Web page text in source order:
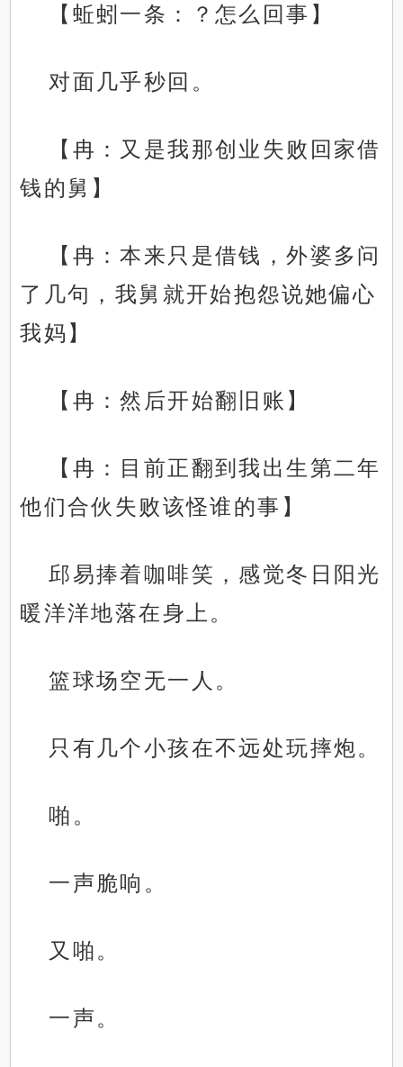
【蚯蚓一条：？怎么回事】
对面几乎秒回。
【冉：又是我那创业失败回家借
钱的舅】
【冉：本来只是借钱，外婆多问
了几句，我舅就开始抱怨说她偏心
我妈】
【冉：然后开始翻旧账】
【冉：目前正翻到我出生第二年
他们合伙失败该怪谁的事】
邱易捧着咖啡笑，感觉冬日阳光
暖洋洋地落在身上。
篮球场空无一人。
只有几个小孩在不远处玩摔炮。
啪。
一声脆响。
又啪。
一声。